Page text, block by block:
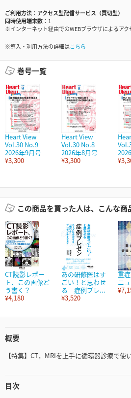
ご利用方法
アクセス型配信サービス（買切型）
同時使用端末数
1
※インターネット経由でのWEBブラウザによるアク
※導入・利用方法の詳細はこちら
巻号一覧
Heart View
Vol.30 No.9
2026年9月号
¥3,300
Heart View
Vol.30 No.8
2026年8月号
¥3,300
この商品を買った人は、こんな商
CT読影レポー
ト、この画像ど
う書く？
¥4,180
あの研修医はす
ごい！と思わせ
る 症例プレ...
¥3,520
重
ニ
概要
【特集】CT，MRIを上手に循環器診療で使
目次